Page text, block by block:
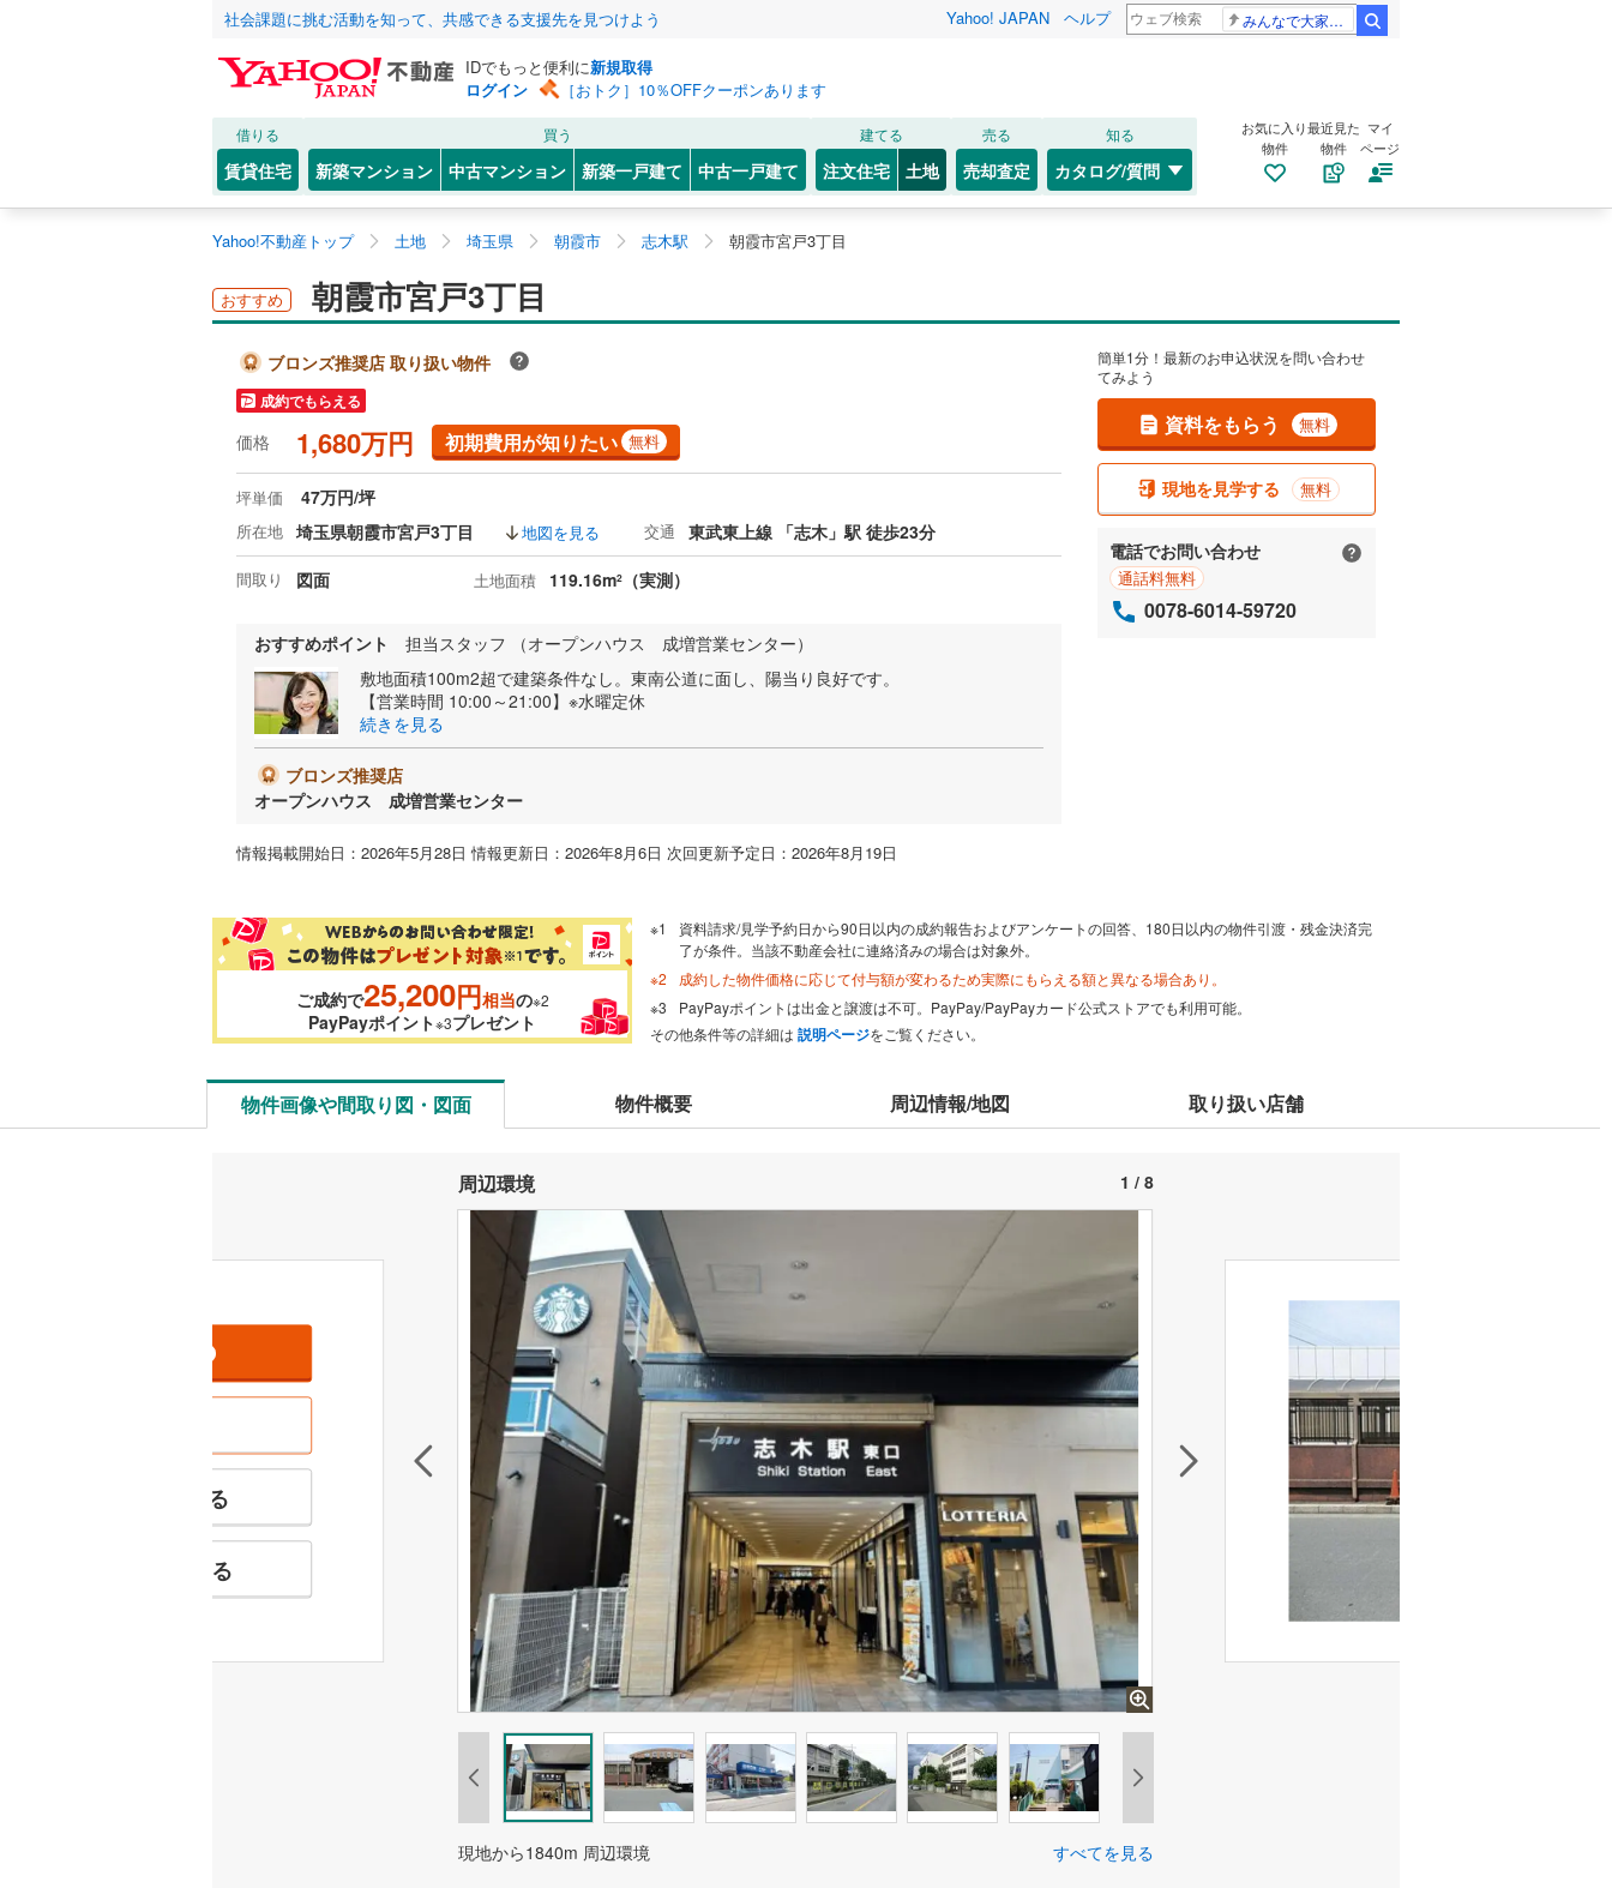
社会課題に挑む活動を知って、共感できる支援先を見つけよう Yahoo! JAPAN ヘルプ みんなで大家さん 2881億円
IDでもっと便利に新規取得
ログイン
［おトク］10％OFFクーポンあります
借りる
賃貸住宅
買う
新築マンション 中古マンション 新築一戸建て 中古一戸建て
建てる
注文住宅 土地
売る
売却査定
知る
カタログ/質問
お気に入り
物件
最近見た
物件
マイ
ページ
Yahoo!不動産トップ 土地 埼玉県 朝霞市 志木駅 朝霞市宮戸3丁目
おすすめ 朝霞市宮戸3丁目
ブロンズ推奨店 取り扱い物件
成約でもらえる
価格 1,680万円 初期費用が知りたい 無料
坪単価 47万円/坪
所在地 埼玉県朝霞市宮戸3丁目 地図を見る 交通 東武東上線 「志木」駅 徒歩23分
間取り 図面 土地面積 119.16m2 （実測）
おすすめポイント
担当スタッフ （オープンハウス 成増営業センター）
敷地面積100m2超で建築条件なし。東南公道に面し、陽当り良好です。
【営業時間 10:00～21:00】※水曜定休
続きを見る
ブロンズ推奨店
オープンハウス 成増営業センター
情報掲載開始日：2026年5月28日 情報更新日：2026年8月6日 次回更新予定日：2026年8月19日
簡単1分！最新のお申込状況を問い合わせ
てみよう
資料をもらう 無料
現地を見学する 無料
電話でお問い合わせ
通話料無料
0078-6014-59720
ご成約で25,200円相当の※2
PayPayポイント※3プレゼント
資料請求/見学予約日から90日以内の成約報告およびアンケートの回答、180日以内の物件引渡・残金決済完
了が条件。当該不動産会社に連絡済みの場合は対象外。
成約した物件価格に応じて付与額が変わるため実際にもらえる額と異なる場合あり。
PayPayポイントは出金と譲渡は不可。PayPay/PayPayカード公式ストアでも利用可能。
その他条件等の詳細は 説明ページをご覧ください。
物件画像や間取り図・図面 物件概要 周辺情報/地図 取り扱い店舗
周辺環境 1 / 8
特徴の似た物件を見る
お気に入りに追加する
現地から1840m 周辺環境 すべてを見る